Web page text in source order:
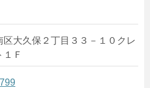
区大久保２丁目３３－１０クレ
１Ｆ